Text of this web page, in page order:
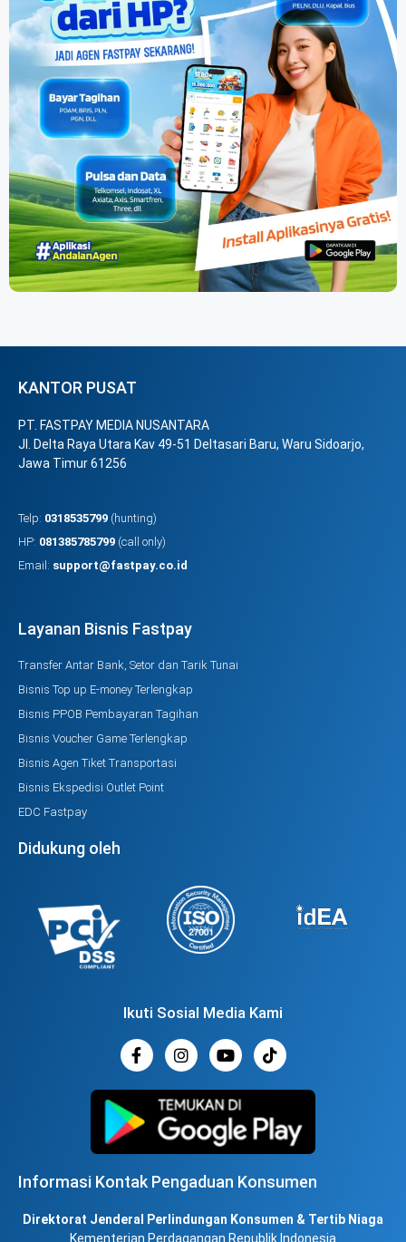
KANTOR PUSAT
PT. FASTPAY MEDIA NUSANTARA
Jl. Delta Raya Utara Kav 49-51 Deltasari Baru, Waru Sidoarjo,
Jawa Timur 61256
Telp: 0318535799 (hunting)
HP: 081385785799 (call only)
Email: support@fastpay.co.id
Layanan Bisnis Fastpay
Transfer Antar Bank, Setor dan Tarik Tunai
Bisnis Top up E-money Terlengkap
Bisnis PPOB Pembayaran Tagihan
Bisnis Voucher Game Terlengkap
Bisnis Agen Tiket Transportasi
Bisnis Ekspedisi Outlet Point
EDC Fastpay
Didukung oleh
Ikuti Sosial Media Kami
Informasi Kontak Pengaduan Konsumen
Direktorat Jenderal Perlindungan Konsumen & Tertib Niaga
Kementerian Perdagangan Republik Indonesia